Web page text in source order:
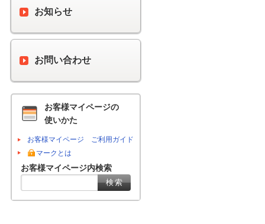
お知らせ
お問い合わせ
お客様マイページの
使いかた
お客様マイページ ご利用ガイド
マークとは
お客様マイページ内検索